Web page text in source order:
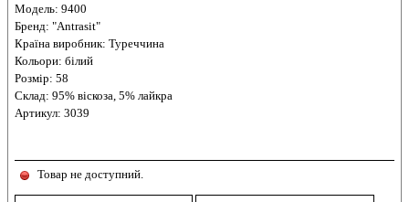
Модель: 9400
Бренд: "Antrasit"
Країна виробник: Туреччина
Кольори: білий
Розмір: 58
Склад: 95% віскоза, 5% лайкра
Артикул: 3039
Товар не доступний.